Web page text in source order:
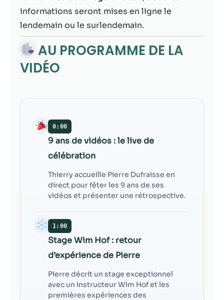
informations seront mises en ligne le
lendemain ou le surlendemain.
AU PROGRAMME DE LA
VIDÉO
0:00
9 ans de vidéos : le live de
célébration
Thierry accueille Pierre Dufraisse en
direct pour fêter les 9 ans de ses
vidéos et présenter une rétrospective.
1:00
Stage Wim Hof : retour
d’expérience de Pierre
Pierre décrit un stage exceptionnel
avec un instructeur Wim Hof et les
premières expériences des
comportement
lorsque vous
visitez notre
augmentez les